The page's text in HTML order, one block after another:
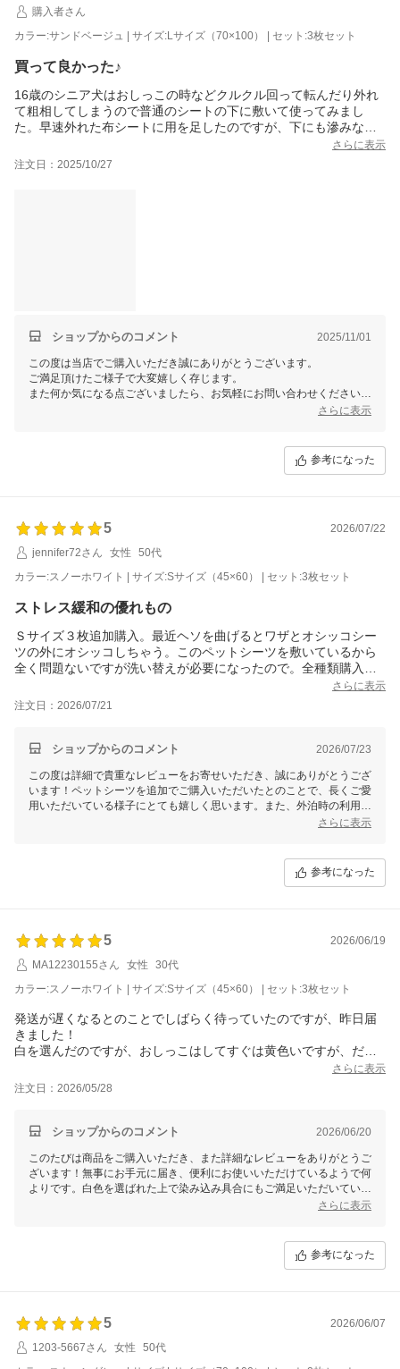
購入者さん
カラー:サンドベージュ | サイズ:Lサイズ（70×100） | セット:3枚セット
買って良かった♪
16歳のシニア犬はおしっこの時などクルクル回って転んだり外れ
て粗相してしまうので普通のシートの下に敷いて使ってみまし
た。早速外れた布シートに用を足したのですが、下にも滲みない
さらに表示
注文日：2025/10/27
ショップからのコメント 2025/11/01
この度は当店でご購入いただき誠にありがとうございます。
ご満足頂けたご様子で大変嬉しく存じます。
また何か気になる点ございましたら、お気軽にお問い合わせください。
さらに表示
参考になった
5
2026/07/22
jennifer72さん
女性
50代
カラー:スノーホワイト | サイズ:Sサイズ（45×60） | セット:3枚セット
ストレス緩和の優れもの
Ｓサイズ３枚追加購入。最近ヘソを曲げるとワザとオシッコシー
ツの外にオシッコしちゃう。このペットシーツを敷いているから
全く問題ないですが洗い替えが必要になったので。全種類購入。
外泊時の宿泊先のフローリングにはXL3枚を敷いて過ごしていま
す。汚れても洗えば直ぐ落ちるし滑らないからとっても安心。翌
日に届けていただけるのでいつも助かります！洗濯の脱水終了し
（生地）を内側にしてクルクル巻いて（巾着みたいに）外に持っ
さらに表示
注文日：2026/07/21
ショップからのコメント 2026/07/23
この度は詳細で貴重なレビューをお寄せいただき、誠にありがとうござ
います！ペットシーツを追加でご購入いただいたとのことで、長くご愛
用いただいている様子にとても嬉しく思います。また、外泊時の利用法
ことですが、このペットシーツが問題解決のお役に立てているようで安
心しました。吸収力や速乾性、滑り止めの機能を高く評価していただ
工夫でさらに乾きが早くなるとのことで、他のユーザー様にも大変役立
つ情報です。翌日配送がご希望に沿えているようで、当店としても嬉し
い限りです。
今後とも安心してお使いいただける商品を提供できるよう努めてまいり
ます。何かまたお気づきの点やご要望などございましたら、いつでもお
知らせください！
さらに表示
参考になった
5
2026/06/19
MA12230155さん
女性
30代
カラー:スノーホワイト | サイズ:Sサイズ（45×60） | セット:3枚セット
発送が遅くなるとのことでしばらく待っていたのですが、昨日届
きました！
白を選んだのですが、おしっこはしてすぐは黄色いですが、だん
だん染み込んでうっすらここにしたかな？くらいの色になります
ので、白でも問題なかったです◎
トイレトレーからこちらに変更しようと思ったのですが、うちの
ですし、トレーの縁がない分ケージ内がスッキリして広く使えて
います。
乾燥機不可(その代わり速乾)ですが、酸素系漂白剤は使えるとのこ
さらに表示
注文日：2026/05/28
ショップからのコメント 2026/06/20
このたびは商品をご購入いただき、また詳細なレビューをありがとうご
ざいます！無事にお手元に届き、便利にお使いいただけているようで何
よりです。白色を選ばれた上で染み込み具合にもご満足いただいている
の子のお話、とても微笑ましいです。スペースを有効活用できる点もポ
速乾性と酸素系漂白剤の使用可能な特性でお手入れが少しでも楽になる
ことを願っております。
さらに表示
参考になった
5
2026/06/07
1203-5667さん
女性
50代